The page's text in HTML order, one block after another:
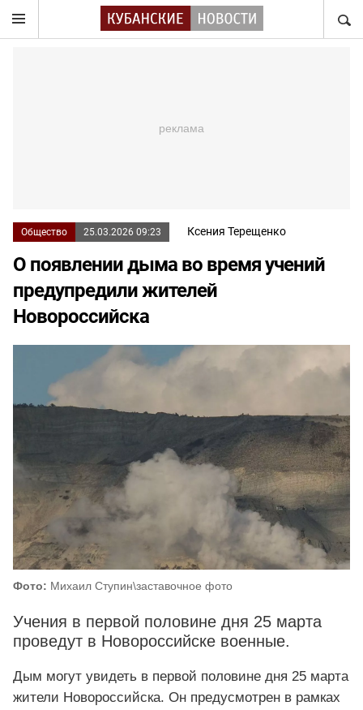
Общество 25.03.2026 09:23 Ксения Терещенко
О появлении дыма во время учений
предупредили жителей
Новороссийска
Фото: Михаил Ступин\заставочное фото
Учения в первой половине дня 25 марта
проведут в Новороссийске военные.
Дым могут увидеть в первой половине дня 25 марта
жители Новороссийска. Он предусмотрен в рамках